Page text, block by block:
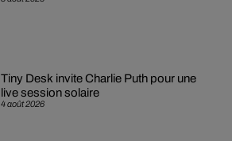
4 août 2026
Tiny Desk invite Charlie Puth pour une
live session solaire